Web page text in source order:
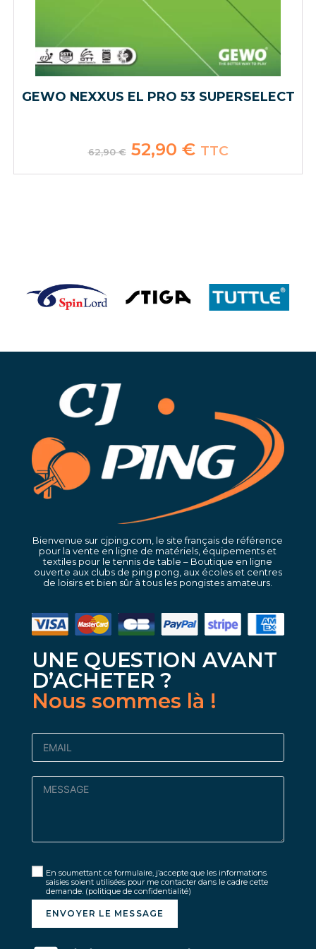
GEWO NEXXUS EL PRO 53 SUPERSELECT
62,90€ Le
prix
était :
52,90 €Le
prix
est :
TTC
Bienvenue sur cjping.com, le site français de référence
pour la vente en ligne de matériels, équipements et
textiles pour le tennis de table – Boutique en ligne
ouverte aux clubs de ping pong, aux écoles et centres
de loisirs et bien sûr à tous les pongistes amateurs.
UNE QUESTION AVANT
D’ACHETER ?
Nous sommes là !
En soumettant ce formulaire, j’accepte que les informations
saisies soient utilisées pour me contacter dans le cadre cette
demande. (politique de confidentialité)
ENVOYER LE MESSAGE